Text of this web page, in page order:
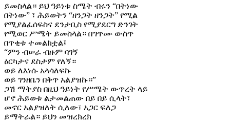
ይመስላል። ይህ ዓይነቱ ስሜት ብሩን “በትነው
በትነው” ፣ ሕይወትን “ዘንጋት ዘንጋት” የሚል
የሚያልፈሰፍስና ደንታቢስ የሚያደርግ ድንገት
የሚወር ሥሜት ይመስላል። በግጥሙ ውስጥ
በጥቂቱ ተመልክቷል፤
“ምን ብሠራ ብዙም ባገኝ
ዕርካታና ደስታም የለኝ።
ወይ ለእነሱ አላሳለፍኩ
ወይ ገንዘቤን በቅጥ አልያዝኩ።”
ጋሽ ማትያስ በዚህ ዓይነት የሥሜት ውጥረት ላይ
ሆኖ ሕይወቱ ልታመልጠው በይ በይ ሲላት፣
መኖር አልያዝለት ሲለው፣ አጋር ፍለጋ
ይማትራል። ይህን መዝረክረክ